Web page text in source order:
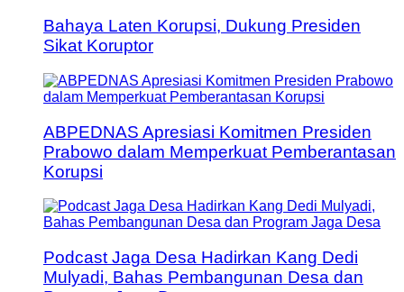
Bahaya Laten Korupsi, Dukung Presiden
Sikat Koruptor
ABPEDNAS Apresiasi Komitmen Presiden
Prabowo dalam Memperkuat Pemberantasan
Korupsi
Podcast Jaga Desa Hadirkan Kang Dedi
Mulyadi, Bahas Pembangunan Desa dan